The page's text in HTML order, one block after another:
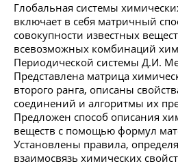
Глобальная системы
включает в себя матричный
совокупности известных
всевозможных комбинаций
Периодической системы Д.И.
Представлена матрица
второго ранга, описаны
соединений и алгоритмы их
Предложен способ описания
веществ с помощью формул
Установлены правила,
взаимосвязь химических